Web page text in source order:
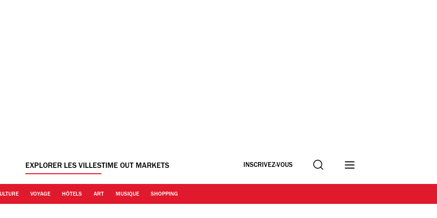
EXPLORER LES VILLESTIME OUT MARKETS INSCRIVEZ-VOUS Recherche
VOYAGE HÔTELS ART MUSIQUE SHOPPING